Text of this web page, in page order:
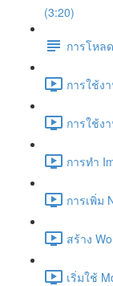
(3:20)
การโหล
การใช้ง
การใช้ง
การทำ
การเพิ่ม
สร้าง
เริ่มใช้